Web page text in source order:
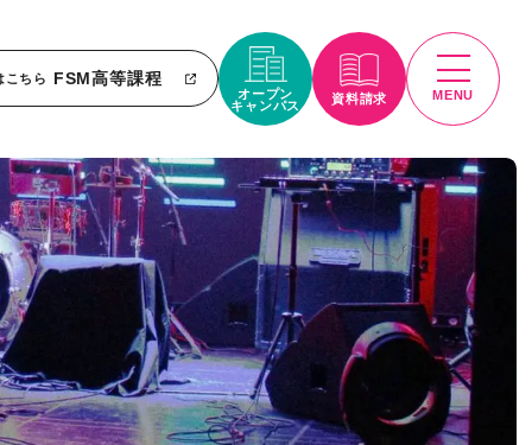
こちら FSM高等課程
オープン
キャンパス
資料請求 MENU